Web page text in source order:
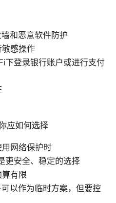
和恶意软件防护
感操作
下登录银行账户或进行支付
应如何选择
网络保护时
更安全、稳定的选择
有限
以作为临时方案，但要控